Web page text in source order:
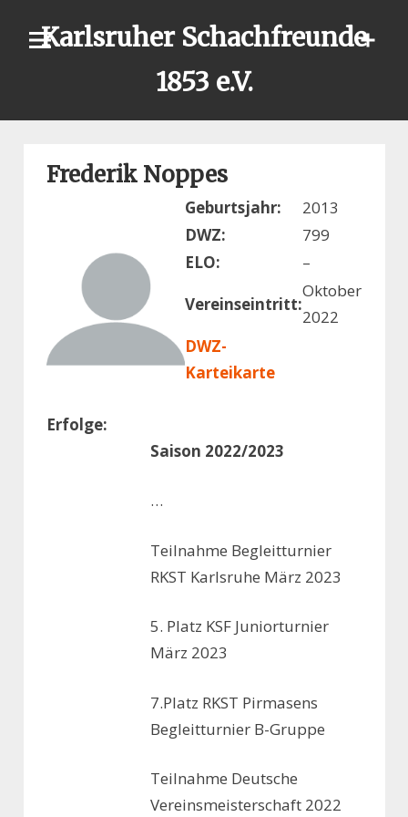
Karlsruher Schachfreunde
1853 e.V.
Frederik Noppes
Geburtsjahr:
2013
DWZ:
799
ELO:
–
Vereinseintritt:
Oktober
2022
DWZ-
Karteikarte
Erfolge:
Saison 2022/2023
…
Teilnahme Begleitturnier
RKST Karlsruhe März 2023
5. Platz KSF Juniorturnier
März 2023
7.Platz RKST Pirmasens
Begleitturnier B-Gruppe
Teilnahme Deutsche
Vereinsmeisterschaft 2022